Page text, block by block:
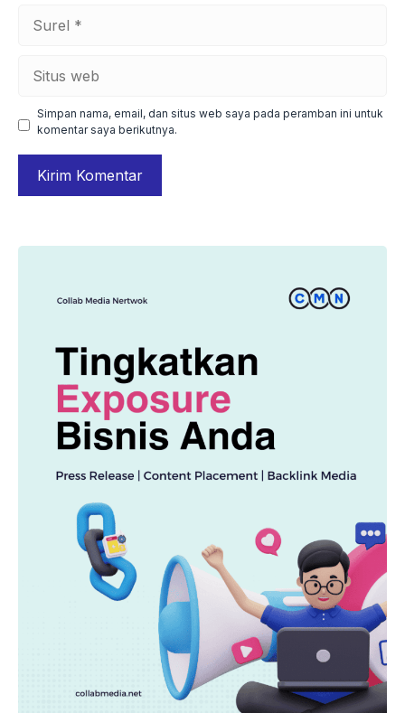
Simpan nama, email, dan situs web saya pada peramban ini untuk
komentar saya berikutnya.